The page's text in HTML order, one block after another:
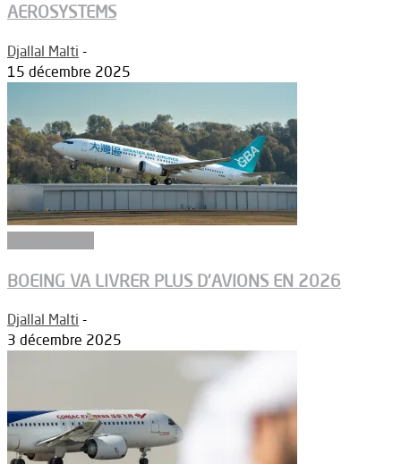
AEROSYSTEMS
Djallal Malti -
15 décembre 2025
BOEING VA LIVRER PLUS D’AVIONS EN 2026
Djallal Malti -
3 décembre 2025